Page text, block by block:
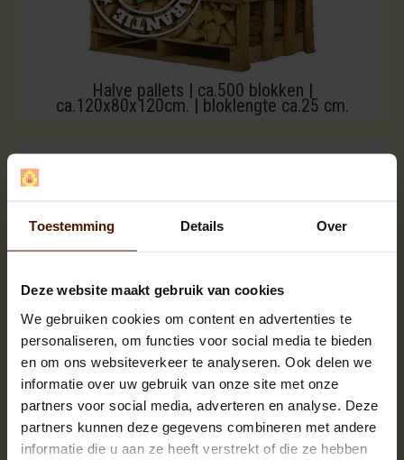
Toestemming Details Over
Deze website maakt gebruik van cookies
We gebruiken cookies om content en advertenties te
personaliseren, om functies voor social media te bieden
en om ons websiteverkeer te analyseren. Ook delen we
informatie over uw gebruik van onze site met onze
partners voor social media, adverteren en analyse. Deze
partners kunnen deze gegevens combineren met andere
informatie die u aan ze heeft verstrekt of die ze hebben
Halve pallets | ca.500 blokken |
ca.120x80x120cm. | bloklengte ca.25 cm.